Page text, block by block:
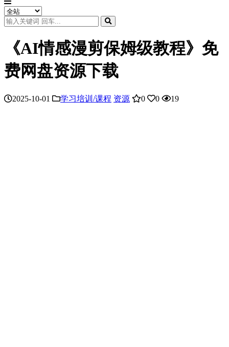
《AI情感漫剪保姆级教程》免
费网盘资源下载
2025-10-01 学习培训/课程 资源 0 0 19